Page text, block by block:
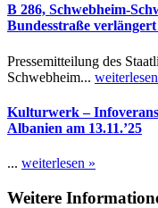
B 286, Schwebheim-
Bundesstraße verlängert
Pressemitteilung des
Schwebheim...
Kulturwerk –
Albanien am 13.11.’25
... weiterlesen »
Weitere